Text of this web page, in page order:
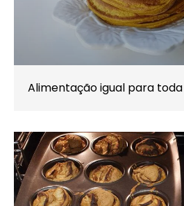
Alimentação igual para